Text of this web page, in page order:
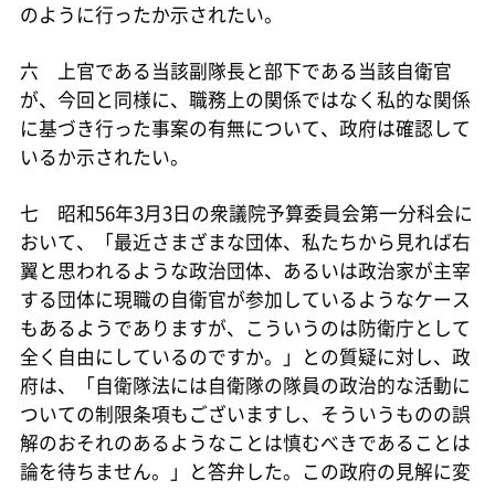
のように行ったか示されたい。
六 上官である当該副隊長と部下である当該自衛官
が、今回と同様に、職務上の関係ではなく私的な関係
に基づき行った事案の有無について、政府は確認して
いるか示されたい。
七 昭和56年3月3日の衆議院予算委員会第一分科会に
おいて、「最近さまざまな団体、私たちから見れば右
翼と思われるような政治団体、あるいは政治家が主宰
する団体に現職の自衛官が参加しているようなケース
もあるようでありますが、こういうのは防衛庁として
全く自由にしているのですか。」との質疑に対し、政
府は、「自衛隊法には自衛隊の隊員の政治的な活動に
ついての制限条項もございますし、そういうものの誤
解のおそれのあるようなことは慎むべきであることは
論を待ちません。」と答弁した。この政府の見解に変